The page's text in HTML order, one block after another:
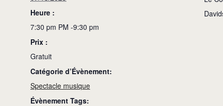
Heure :
7:30 pm PM -9:30 pm
Prix :
Gratuit
Catégorie d’Évènement:
Spectacle musique
Évènement Tags: